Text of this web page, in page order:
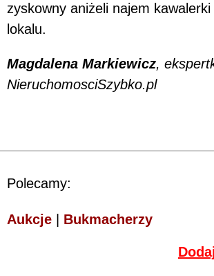
zyskowny aniżeli najem
lokalu.
Magdalena Markiewicz,
NieruchomosciSzybko.pl
Polecamy:
Aukcje Bukmacherzy